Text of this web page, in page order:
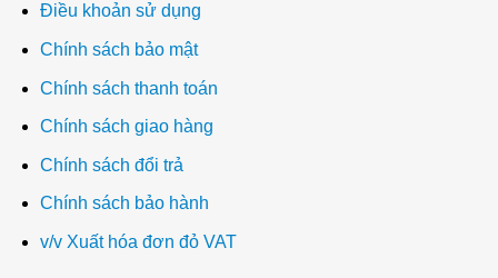
Điều khoản sử dụng
Chính sách bảo mật
Chính sách thanh toán
Chính sách giao hàng
Chính sách đổi trả
Chính sách bảo hành
v/v Xuất hóa đơn đỏ VAT